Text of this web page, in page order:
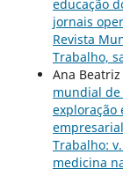
educação
jornais
Revista
Trabalho,
Ana
mundial de
exploração
Trabalho:
medicina